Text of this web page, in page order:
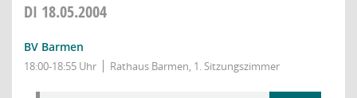
DI 18.05.2004
BV Barmen
18:00-18:55 Uhr Rathaus Barmen, 1. Sitzungszimmer